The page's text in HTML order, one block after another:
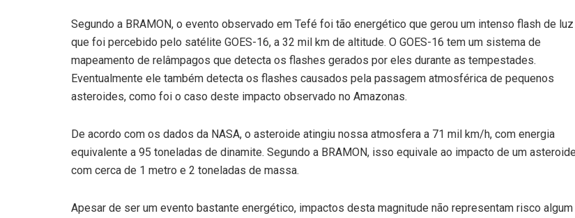
Segundo a BRAMON, o evento observado em Tefé foi tão energético que gerou um intenso flash de luz
que foi percebido pelo satélite GOES-16, a 32 mil km de altitude. O GOES-16 tem um sistema de
mapeamento de relâmpagos que detecta os flashes gerados por eles durante as tempestades.
Eventualmente ele também detecta os flashes causados pela passagem atmosférica de pequenos
asteroides, como foi o caso deste impacto observado no Amazonas.
De acordo com os dados da NASA, o asteroide atingiu nossa atmosfera a 71 mil km/h, com energia
equivalente a 95 toneladas de dinamite. Segundo a BRAMON, isso equivale ao impacto de um asteroide
com cerca de 1 metro e 2 toneladas de massa.
Apesar de ser um evento bastante energético, impactos desta magnitude não representam risco algum